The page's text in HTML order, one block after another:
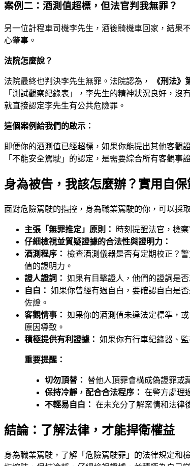
案例二：酒測值超標，但法官判我無罪？
另一位計程車司機李先生，酒後騎機車回家，結果
心肇事。
法院怎麼說？
法院最終也判決李先生無罪。法院認為， 《刑法
「測試觀察紀錄表」，李先生的精神狀況良好，
就直接認定李先生有公共危險罪。
這個案例給我們的啟示：
即便你的酒測值已經超標，如果你能提出其他客觀
「不能安全駕駛」的認定，是需要綜合所有客觀事
身為被告，我該怎麼辦？實用自保
面對危險駕駛的指控，身為職業駕駛的你，可以採
主張「無罪推定」原則：
時刻提醒法官，檢
仔細檢視並質疑證據的合法性與證明力：
酒測程序： 檢查酒測儀器是否有定期校正？
值的證明力。
證人證詞： 如果有目擊證人，他們的證詞是
自白： 如果你曾經有過自白，要確認自白是
佐證。
客觀情事： 如果你的酒測值未達法定標準，
原因導致。
積極提供有利證據： 如果你有行車紀錄器、
重要提醒：
切勿頂替：
替他人頂罪會構成偽證罪或
保持冷靜，配合合法程序： 在警方處理
不輕易自白： 在未充分了解案情和法律
結論：了解法律，才能捍衛權益
身為職業駕駛，了解「危險駕駛罪」的法律規定和